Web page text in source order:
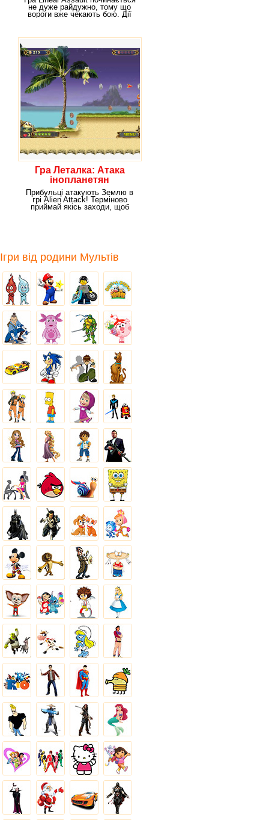
не дуже райдужно, тому що
вороги вже чекають бою. Дії
Гра Леталка: Атака
інопланетян
Прибульці атакують Землю в
грі Alien Attack! Терміново
приймай якісь заходи, щоб
Ігри від родини Мультів